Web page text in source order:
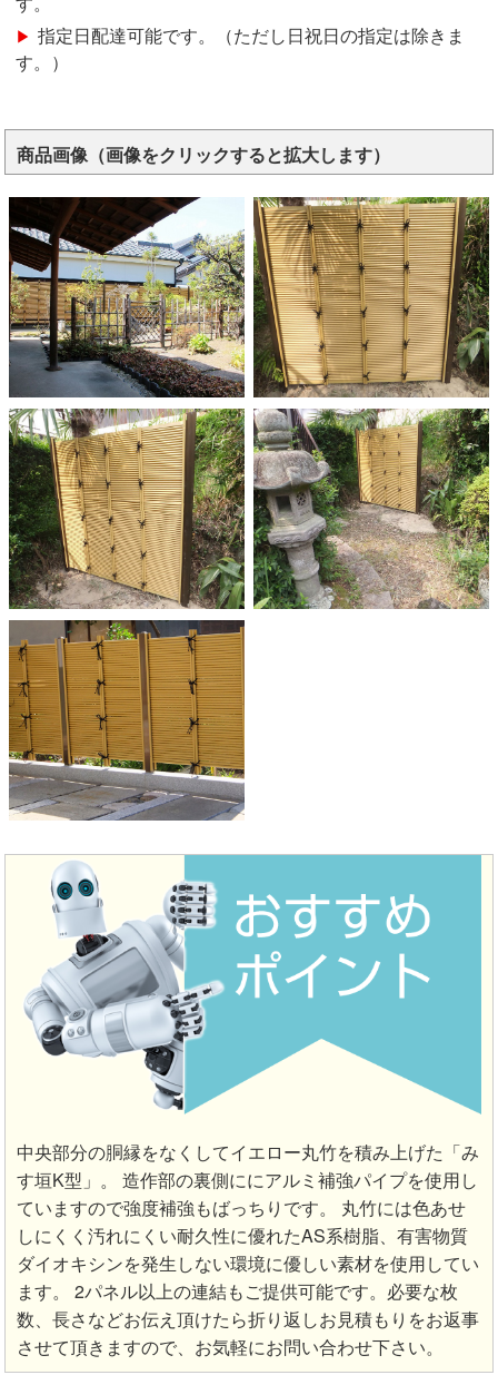
指定日配達可能です。（ただし日祝日の指定は除きま
す。）
商品画像（画像をクリックすると拡大します）
中央部分の胴縁をなくしてイエロー丸竹を積み上げた「み
す垣K型」。 造作部の裏側ににアルミ補強パイプを使用し
ていますので強度補強もばっちりです。 丸竹には色あせ
しにくく汚れにくい耐久性に優れたAS系樹脂、有害物質
ダイオキシンを発生しない環境に優しい素材を使用してい
ます。 2パネル以上の連結もご提供可能です。必要な枚
数、長さなどお伝え頂けたら折り返しお見積もりをお返事
させて頂きますので、お気軽にお問い合わせ下さい。